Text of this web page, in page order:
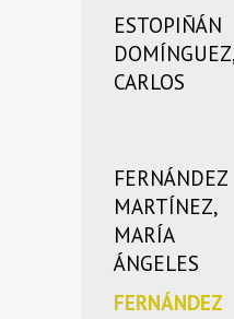
ESTOPIÑÁN
CARLOS
FERNÁNDEZ
MARTÍNEZ,
MARÍA
ÁNGELES
FERNÁNDEZ